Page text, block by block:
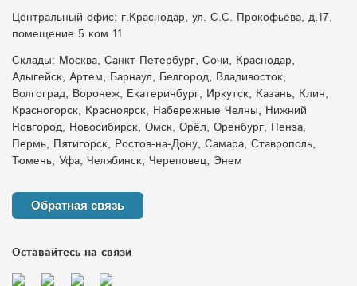
Центральный офис: г.Краснодар, ул. С.С. Прокофьева, д.17,
помещение 5 ком 11
Склады: Москва, Санкт-Петербург, Сочи, Краснодар,
Адыгейск, Артем, Барнаул, Белгород, Владивосток,
Волгоград, Воронеж, Екатеринбург, Иркутск, Казань, Клин,
Красногорск, Красноярск, Набережные Челны, Нижний
Новгород, Новосибирск, Омск, Орёл, Оренбург, Пенза,
Пермь, Пятигорск, Ростов-на-Дону, Самара, Ставрополь,
Тюмень, Уфа, Челябинск, Череповец, Энем
Обратная связь
Оставайтесь на связи